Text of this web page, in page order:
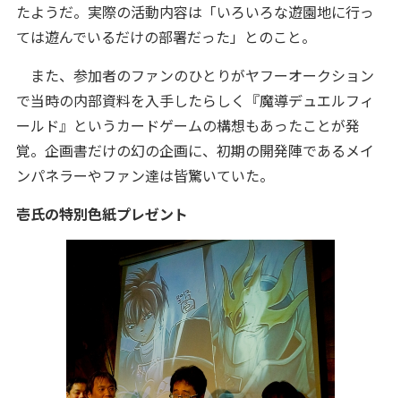
たようだ。実際の活動内容は「いろいろな遊園地に行っ
ては遊んでいるだけの部署だった」とのこと。
また、参加者のファンのひとりがヤフーオークション
で当時の内部資料を入手したらしく『魔導デュエルフィ
ールド』というカードゲームの構想もあったことが発
覚。企画書だけの幻の企画に、初期の開発陣であるメイ
ンパネラーやファン達は皆驚いていた。
壱氏の特別色紙プレゼント